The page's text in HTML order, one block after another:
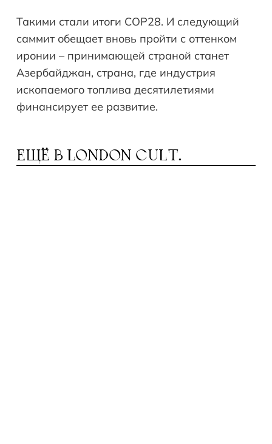
Такими стали итоги COP28. И следующий
саммит обещает вновь пройти с оттенком
иронии – принимающей страной станет
Азербайджан, страна, где индустрия
ископаемого топлива десятилетиями
финансирует ее развитие.
ЕЩЁ В LONDON CULT.